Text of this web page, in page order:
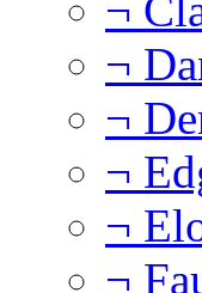
¬
¬
¬
¬
¬